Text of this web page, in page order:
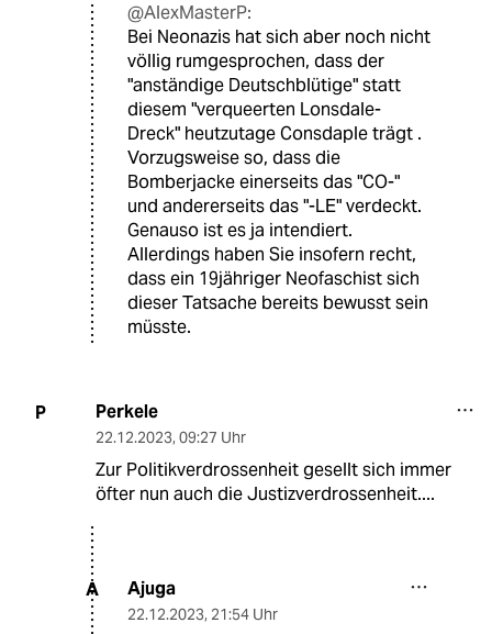
@AlexMasterP:
Bei Neonazis hat sich aber noch nicht
völlig rumgesprochen, dass der
"anständige Deutschblütige" statt
diesem "verqueerten Lonsdale-
Dreck" heutzutage Consdaple trägt .
Vorzugsweise so, dass die
Bomberjacke einerseits das "CO-"
und andererseits das "-LE" verdeckt.
Genauso ist es ja intendiert.
Allerdings haben Sie insofern recht,
dass ein 19jähriger Neofaschist sich
dieser Tatsache bereits bewusst sein
müsste.
P Perkele
22.12.2023, 09:27 Uhr
Zur Politikverdrossenheit gesellt sich immer
öfter nun auch die Justizverdrossenheit....
A Ajuga
22.12.2023, 21:54 Uhr